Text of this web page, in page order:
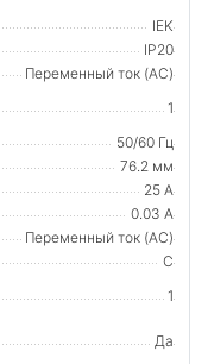
IEK
IP20
Переменный ток (AC)
1
50/60 Гц
76.2 мм
25 А
0.03 А
Переменный ток (AC)
C
1
Да